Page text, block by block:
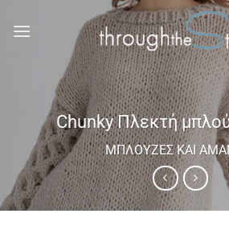
στο
περιεχόμενο
Chunky Πλεκτή
ΜΠΛΟΎΖΕΣ ΚΑΙ